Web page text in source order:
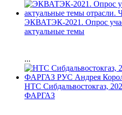
ЭКВАТЭК-2021. Опрос
актуальные темы
...
НТС Сибдальвостокгаз,
ФАРГАЗ